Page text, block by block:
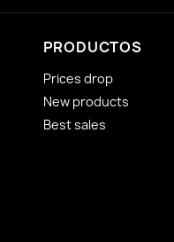
PRODUCTOS
Prices drop
New products
Best sales